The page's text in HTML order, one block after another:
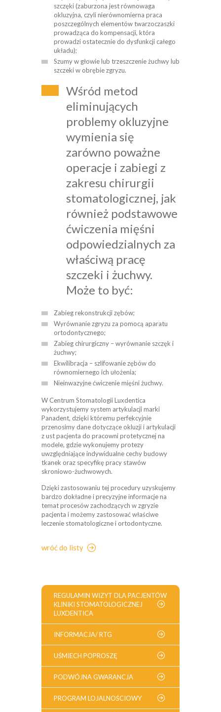
szczęki (zaburzona jest równowaga
okluzyjna, czyli nierównomierna praca
poszczególnych elementów twarzoczaszki
prowadząca do kompensacji, która
prowadzi ostatecznie do dysfunkcji całego
układu);
Szumy w głowie lub trzeszczenie żuchwy lub
szczeki w obrębie zgryzu.
Wśród metod
eliminujących
problemy okluzyjne
wymienia się
zarówno poważne
operacje i zabiegi z
zakresu chirurgii
stomatologicznej, jak
również podstawowe
ćwiczenia mięśni
odpowiedzialnych za
właściwą pracę
szczeki i żuchwy.
Może to być:
Zabieg rekonstrukcji zębów;
Wyrównanie zgryzu za pomocą aparatu
ortodontycznego;
Zabieg chirurgiczny – wyrównanie szczęk i
żuchwy;
Ekwilibracja – szlifowanie zębów do
równomiernego ich ułożenia;
Nieinwazyjne ćwiczenie mięśni żuchwy.
W Centrum Stomatologii Luxdentica
wykorzystujemy system artykulacji marki
Panadent, dzięki któremu perfekcyjnie
przenosimy dane dotyczące okluzji i artykulacji
z ust pacjenta do pracowni protetycznej na
modele, gdzie wykonujemy protezy
uwzględniające indywidualne cechy budowy
tkanek oraz specyfikę pracy stawów
skroniowo-żuchwowych.
Dzięki zastosowaniu tej procedury uzyskujemy
bardzo dokładne i precyzyjne informacje na
temat procesów zachodzących w zgryzie
pacjenta i możemy zastosować właściwe
leczenie stomatologiczne i ortodontyczne.
wróć do listy
REGULAMIN WIZYT DLA PACJENTÓW
KLINIKI STOMATOLOGICZNEJ
LUXDENTICA
INFORMACJA/ RTG
UŚMIECH POPROSZĘ
PODWÓJNA GWARANCJA
PROGRAM LOJALNOŚCIOWY